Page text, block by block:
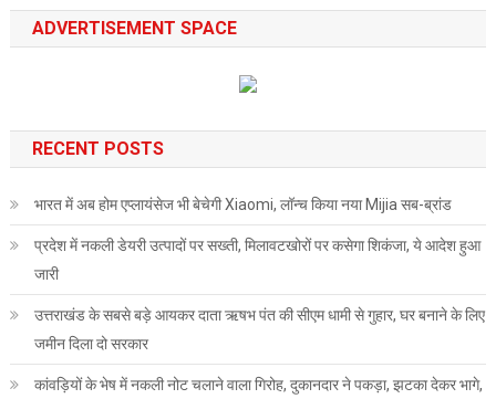
ADVERTISEMENT SPACE
RECENT POSTS
भारत में अब होम एप्लायंसेज भी बेचेगी Xiaomi, लॉन्च किया नया Mijia सब-ब्रांड
प्रदेश में नकली डेयरी उत्पादों पर सख्ती, मिलावटखोरों पर कसेगा शिकंजा, ये आदेश हुआ
जारी
उत्तराखंड के सबसे बड़े आयकर दाता ऋषभ पंत की सीएम धामी से गुहार, घर बनाने के लिए
जमीन दिला दो सरकार
कांवड़ियों के भेष में नकली नोट चलाने वाला गिरोह, दुकानदार ने पकड़ा, झटका देकर भागे,